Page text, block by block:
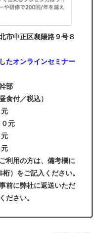
市中正区襄陽路９号８
たオンラインセミナー
部
食付／税込）
０元
元
利用の方は、備考欄に
）をご記入ください。
前に弊社に返送いただ
ださい。